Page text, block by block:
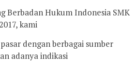
Berbadan Hukum Indonesia SMK
kami
dengan berbagai sumber
adanya indikasi